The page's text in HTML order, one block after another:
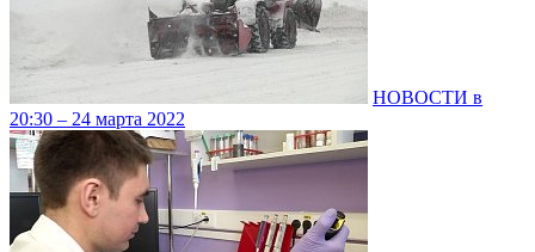
НОВОСТИ в
20:30 – 24 марта 2022